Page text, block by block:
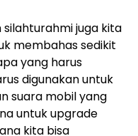
silahturahmi juga kita
membahas sedikit
yang harus
digunakan untuk
suara mobil yang
untuk upgrade
kita bisa